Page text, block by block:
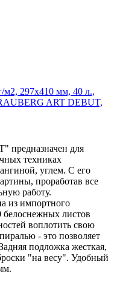
предназначен для
техниках
углем. С его
проработав все
работу.
из импортного
белоснежных листов
воплотить свою
- это позволяет
подложка жесткая,
"на весу". Удобный